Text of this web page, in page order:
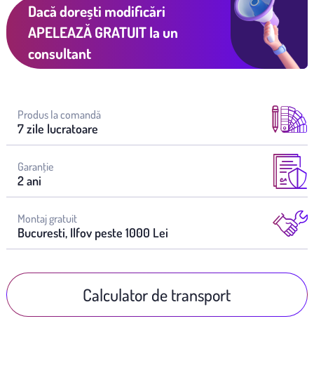
Dacă dorești modificări
APELEAZĂ GRATUITla un
consultant
Produs la comandă
7 zile lucratoare
Garanţie
2 ani
Montaj gratuit
Bucuresti, Ilfov peste 1000 Lei
Calculator de transport